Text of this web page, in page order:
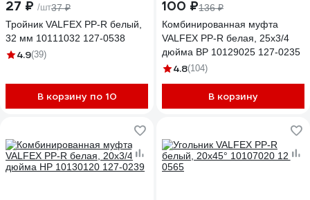
27 ₽ /шт37 ₽
Тройник VALFEX PP-R белый,
32 мм 10111032 127-0538
4.9(39)
В корзину по 10
100 ₽136 ₽
Комбинированная муфта
VALFEX PP-R белая, 25х3/4
дюйма ВР 10129025 127-0235
4.8(104)
В корзину